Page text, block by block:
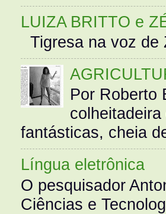
LUIZA BRITTO e
Tigresa na voz de
Por Roberto
fantásticas, cheia
Língua eletrônica
O pesquisador
Ciências e